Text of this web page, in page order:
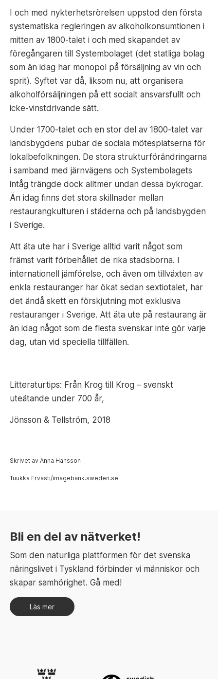
I och med nykterhetsrörelsen uppstod den första
systematiska regleringen av alkoholkonsumtionen i
mitten av 1800-talet i och med skapandet av
föregångaren till Systembolaget (det statliga bolag
som än idag har monopol på försäljning av vin och
sprit). Syftet var då, liksom nu, att organisera
alkoholförsäljningen på ett socialt ansvarsfullt och
icke-vinstdrivande sätt.
Under 1700-talet och en stor del av 1800-talet var
landsbygdens pubar de sociala mötesplatserna för
lokalbefolkningen. De stora strukturförändringarna
i samband med järnvägens och Systembolagets
intåg trängde dock alltmer undan dessa bykrogar.
Än idag finns det stora skillnader mellan
restaurangkulturen i städerna och på landsbygden
i Sverige.
Att äta ute har i Sverige alltid varit något som
främst varit förbehållet de rika stadsborna. I
internationell jämförelse, och även om tillväxten av
enkla restauranger har ökat sedan sextiotalet, har
det ändå skett en förskjutning mot exklusiva
restauranger i Sverige. Att äta ute på restaurang är
än idag något som de flesta svenskar inte gör varje
dag, utan vid speciella tillfällen.
Litteraturtips: Från Krog till Krog – svenskt
uteätande under 700 år,
Jönsson & Tellström, 2018
Skrivet av Anna Hansson
Tuukka Ervasti/imagebank.sweden.se
Bli en del av nätverket!
Som den naturliga plattformen för det svenska
näringslivet i Tyskland förbinder vi människor och
skapar samhörighet. Gå med!
Läs mer